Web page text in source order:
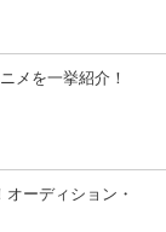
メを一挙紹介！
ーディション・